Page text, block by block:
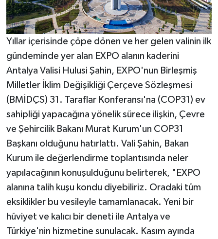
Yıllar içerisinde çöpe dönen ve her gelen valinin ilk
gündeminde yer alan EXPO alanın kaderini
Antalya Valisi Hulusi Şahin, EXPO'nun Birleşmiş
Milletler İklim Değişikliği Çerçeve Sözleşmesi
(BMİDÇS) 31. Taraflar Konferansı'na (COP31) ev
sahipliği yapacağına yönelik sürece ilişkin, Çevre
ve Şehircilik Bakanı Murat Kurum'un COP31
Başkanı olduğunu hatırlattı. Vali Şahin, Bakan
Kurum ile değerlendirme toplantısında neler
yapılacağının konuşulduğunu belirterek, "EXPO
alanına talih kuşu kondu diyebiliriz. Oradaki tüm
eksiklikler bu vesileyle tamamlanacak. Yeni bir
hüviyet ve kalıcı bir deneti ile Antalya ve
Türkiye'nin hizmetine sunulacak. Kasım ayında